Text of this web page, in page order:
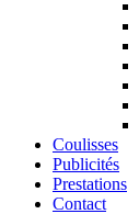
Coulisses
Publicités
Prestations
Contact